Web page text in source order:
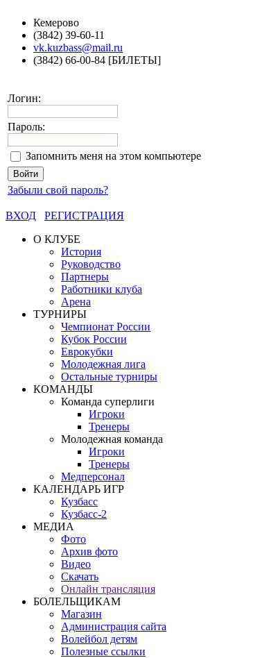
Кемерово
(3842) 39-60-11
vk.kuzbass@mail.ru
(3842) 66-00-84 [БИЛЕТЫ]
Логин:
Пароль:
Запомнить меня на этом компьютере
Забыли свой пароль?
ВХОД
РЕГИСТРАЦИЯ
О КЛУБЕ
История
Руководство
Партнеры
Работники клуба
Арена
ТУРНИРЫ
Чемпионат России
Кубок России
Еврокубки
Молодежная лига
Остальные турниры
КОМАНДЫ
Команда суперлиги
Игроки
Тренеры
Молодежная команда
Игроки
Тренеры
Медперсонал
КАЛЕНДАРЬ ИГР
Кузбасс
Кузбасс-2
МЕДИА
Фото
Архив фото
Видео
Скачать
Онлайн трансляция
БОЛЕЛЬЩИКАМ
Магазин
Администрация сайта
Волейбол детям
Полезные ссылки